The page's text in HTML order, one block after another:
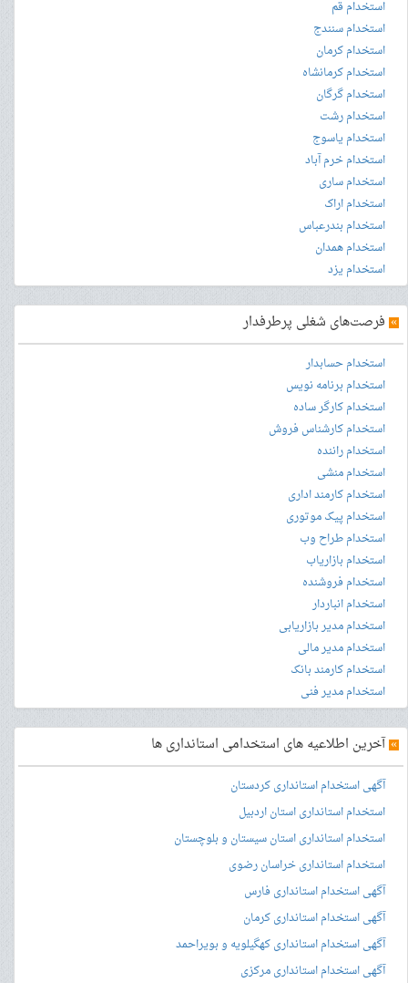
استخدام قم
استخدام سنندج
استخدام کرمان
استخدام کرمانشاه
استخدام گرگان
استخدام رشت
استخدام یاسوج
استخدام خرم آباد
استخدام ساری
استخدام اراک
استخدام بندرعباس
استخدام همدان
استخدام یزد
» فرصت‌های شغلی پرطرفدار
استخدام حسابدار
استخدام برنامه نویس
استخدام کارگر ساده
استخدام کارشناس فروش
استخدام راننده
استخدام منشی
استخدام کارمند اداری
استخدام پیک موتوری
استخدام طراح وب
استخدام بازاریاب
استخدام فروشنده
استخدام انباردار
استخدام مدیر بازاریابی
استخدام مدیر مالی
استخدام کارمند بانک
استخدام مدیر فنی
»آخرین اطلاعیه های استخدامی استانداری ها
آگهی استخدام استانداری کردستان
استخدام استانداری استان اردبیل
استخدام استانداری استان سیستان و بلوچستان
استخدام استانداری خراسان رضوی
آگهی استخدام استانداری فارس
آگهی استخدام استانداری کرمان
آگهی استخدام استانداری کهگیلویه و بویراحمد
آگهی استخدام استانداری مرکزی